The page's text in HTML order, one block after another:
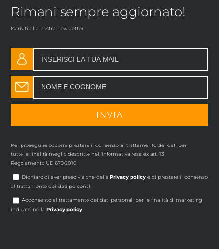
Rimani sempre aggiornato!
Iscriviti alla nostra newsletter
Per proseguire occorre prestare il consenso al trattamento dei dati per
tutte le finalità meglio descritte nell'informativa resa ex art. 13
Regolamento UE 679/2016
Dichiaro di aver preso visione dellaPrivacy policy e di prestare il consenso
al trattamento dei dati personali
Acconsento al trattamento dei dati personali per le finalità di marketing
indicate nellaPrivacy policy